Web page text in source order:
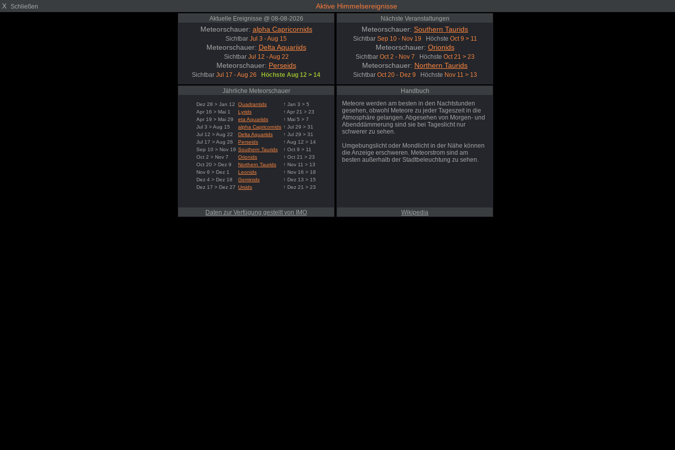
X Schließen Aktive Himmelsereignisse
Aktuelle Ereignisse @ 08-08-2026
Meteorschauer: alpha Capricornids
Sichtbar Jul 3 - Aug 15
Meteorschauer: Delta Aquariids
Sichtbar Jul 12 - Aug 22
Meteorschauer: Perseids
Sichtbar Jul 17 - Aug 26 Höchste Aug 12 > 14
Nächste Veranstaltungen
Meteorschauer: Southern Taurids
Sichtbar Sep 10 - Nov 19 Höchste Oct 9 > 11
Meteorschauer: Orionids
Sichtbar Oct 2 - Nov 7 Höchste Oct 21 > 23
Meteorschauer: Northern Taurids
Sichtbar Oct 20 - Dez 9 Höchste Nov 11 > 13
Jährliche Meteorschauer
Dez 28 > Jan 12 Quadrantids
↑ Jan 3 > 5
Apr 16 > Mai 1
Lyrids
↑ Apr 21 > 23
Apr 19 > Mai 29
eta Aquariids
↑ Mai 5 > 7
Jul 3 > Aug 15
alpha Capricornids ↑ Jul 29 > 31
Jul 12 > Aug 22
Delta Aquariids
↑ Jul 29 > 31
Jul 17 > Aug 26
Perseids
↑ Aug 12 > 14
Sep 10 > Nov 19 Southern Taurids
↑ Oct 9 > 11
Oct 2 > Nov 7
Orionids
↑ Oct 21 > 23
Oct 20 > Dez 9
Northern Taurids
↑ Nov 11 > 13
Nov 6 > Dez 1
Leonids
↑ Nov 16 > 18
Dez 4 > Dez 18
Geminids
↑ Dez 13 > 15
Dez 17 > Dez 27 Ursids ↑ Dez 21 > 23
Daten zur Verfügung gestellt von IMO
Handbuch
Meteore werden am besten in den Nachtstunden
gesehen, obwohl Meteore zu jeder Tageszeit in die
Atmosphäre gelangen. Abgesehen von Morgen- und
Abenddämmerung sind sie bei Tageslicht nur
schwerer zu sehen.
Umgebungslicht oder Mondlicht in der Nähe können
die Anzeige erschweren. Meteorstrom sind am
besten außerhalb der Stadtbeleuchtung zu sehen.
Wikipedia